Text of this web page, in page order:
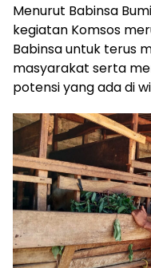
Menurut Babinsa
kegiatan Komsos
Babinsa untuk terus
masyarakat serta
potensi yang ada di